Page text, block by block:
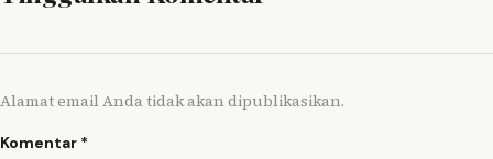
Alamat email Anda tidak akan dipublikasikan.
Komentar *